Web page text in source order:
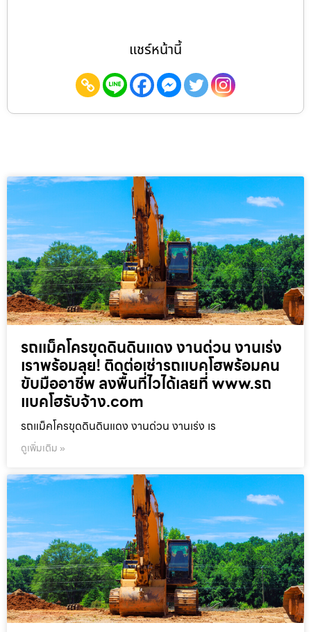
แชร์หน้านี้
รถแม็คโครขุดดินดินแดง งานด่วน งานเร่ง
เราพร้อมลุย! ติดต่อเช่ารถแบคโฮพร้อมคน
ขับมืออาชีพ ลงพื้นที่ไวได้เลยที่ www.รถ
แบคโฮรับจ้าง.com
รถแม็คโครขุดดินดินแดง งานด่วน งานเร่ง เร
ดูเพิ่มเติม »